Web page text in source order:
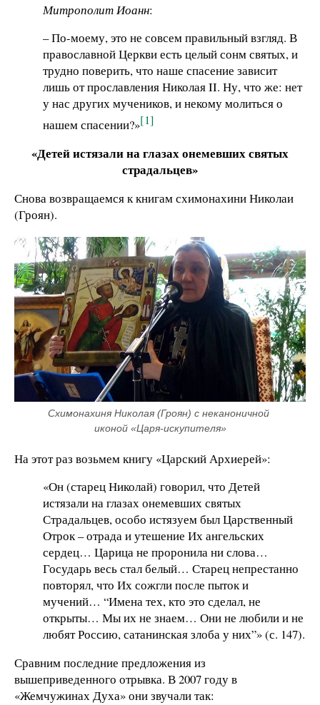
Митрополит Иоанн:
– По-моему, это не совсем правильный взгляд. В
православной Церкви есть целый сонм святых, и
трудно поверить, что наше спасение зависит
лишь от прославления Николая II. Ну, что же: нет
у нас других мучеников, и некому молиться о
нашем спасении?»[1]
«Детей истязали на глазах онемевших святых
страдальцев»
Снова возвращаемся к книгам схимонахини Николаи
(Гроян).
Схимонахиня Николая (Гроян) с неканоничной
иконой «Царя-искупителя»
На этот раз возьмем книгу «Царский Архиерей»:
«Он (старец Николай) говорил, что Детей
истязали на глазах онемевших святых
Страдальцев, особо истязуем был Царственный
Отрок – отрада и утешение Их ангельских
сердец… Царица не проронила ни слова…
Государь весь стал белый… Старец непрестанно
повторял, что Их сожгли после пыток и
мучений… “Имена тех, кто это сделал, не
открыты… Мы их не знаем… Они не любили и не
любят Россию, сатанинская злоба у них”» (с. 147).
Сравним последние предложения из
вышеприведенного отрывка. В 2007 году в
«Жемчужинах Духа» они звучали так: